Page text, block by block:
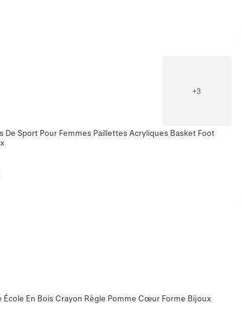
+3
De Sport Pour Femmes Paillettes Acryliques Basket Foot
En Bois Crayon Règle Pomme Cœur Forme Bijoux